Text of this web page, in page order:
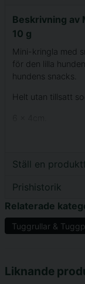
Beskrivning av
10 g
Mini-kringla med
för den lilla
hundens snacks.
Helt utan tillsatt
Kycklingkött (69
tapiokastärkelse,
Ställ en
question
Prishistorik
Relaterade
Tuggrullar &
Liknande